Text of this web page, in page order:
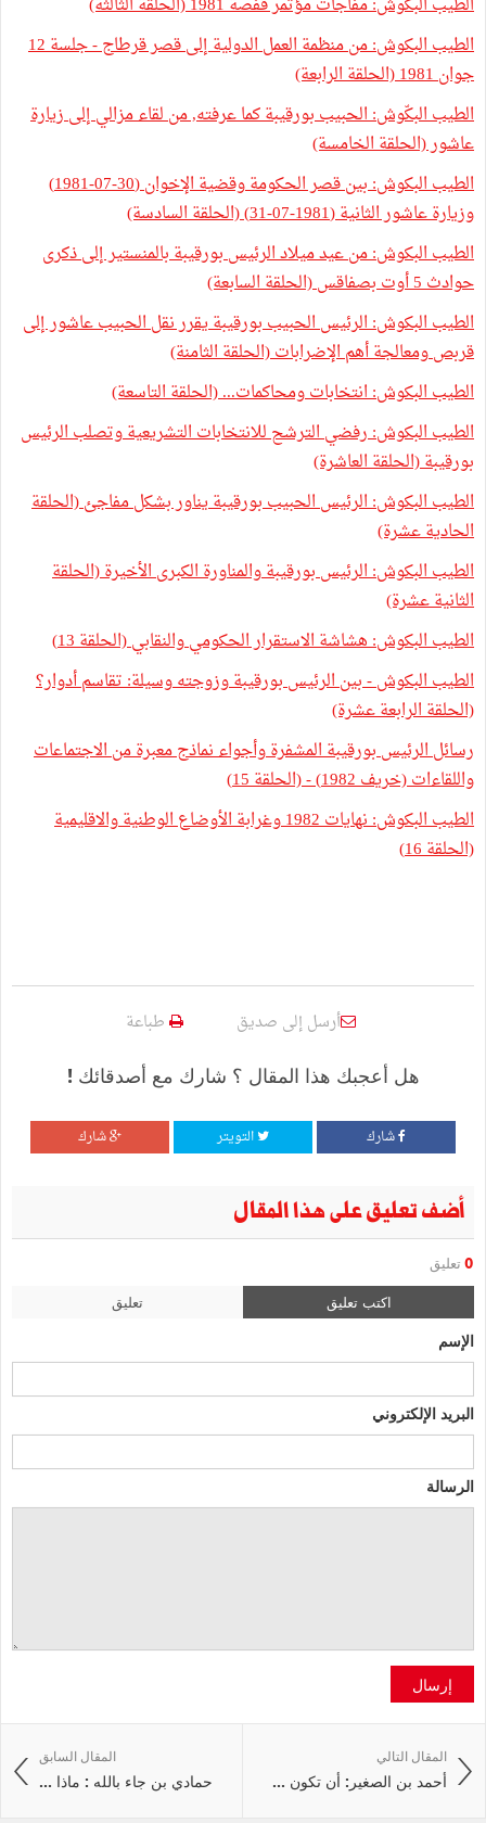
الطيب البكوش: من منظمة العمل الدولية إلى قصر قرطاج - جلسة 12
جوان 1981 (الحلقة الرابعة)
الطيب البكّوش: الحبيب بورقيبة كما عرفته, من لقاء مزالي إلى زيارة
عاشور (الحلقة الخامسة)
الطيب البكوش: بين قصر الحكومة وقضية الإخوان (30-07-1981)
وزيارة عاشور الثانية (1981-07-31) (الحلقة السادسة)
الطيب البكوش: من عيد ميلاد الرئيس بورقيبة بالمنستير إلى ذكرى
حوادث 5 أوت بصفاقس (الحلقة السابعة)
الطيب البكوش: الرئيس الحبيب بورقيبة يقرر نقل الحبيب عاشور إلى
قربص ومعالجة أهم الإضرابات (الحلقة الثامنة)
الطيب البكوش: انتخابات ومحاكمات... (الحلقة التاسعة)
الطيب البكوش: رفضي الترشح للانتخابات التشريعية وتصلب الرئيس
بورقيبة (الحلقة العاشرة)
الطيب البكوش: الرئيس الحبيب بورقيبة يناور بشكل مفاجئ (الحلقة
الحادية عشرة)
الطيب البكوش: الرئيس بورقيبة والمناورة الكبرى الأخيرة (الحلقة
الثانية عشرة)
الطيب البكوش: هشاشة الاستقرار الحكومي والنقابي (الحلقة 13)
الطيب البكوش - بين الرئيس بورقيبة وزوجته وسيلة: تقاسم أدوار؟
(الحلقة الرابعة عشرة)
رسائل الرئيس بورقيبة المشفرة وأجواء نماذج معبرة من الاجتماعات
واللقاءات (خريف 1982) - (الحلقة 15)
الطيب البكوش: نهايات 1982 وغرابة الأوضاع الوطنية والاقليمية
(الحلقة 16)
أرسل إلى صديق طباعة
هل أعجبك هذا المقال ؟ شارك مع أصدقائك !
شارك التويتر شارك
أضف تعليق على هذا المقال
0 تعليق
اكتب تعليق تعليق
الإسم
البريد الإلكتروني
الرسالة
إرسال
المقال السابق
حمادي بن جاء بالله : ماذا ...
المقال التالي
أحمد بن الصغير: أن تكون ...